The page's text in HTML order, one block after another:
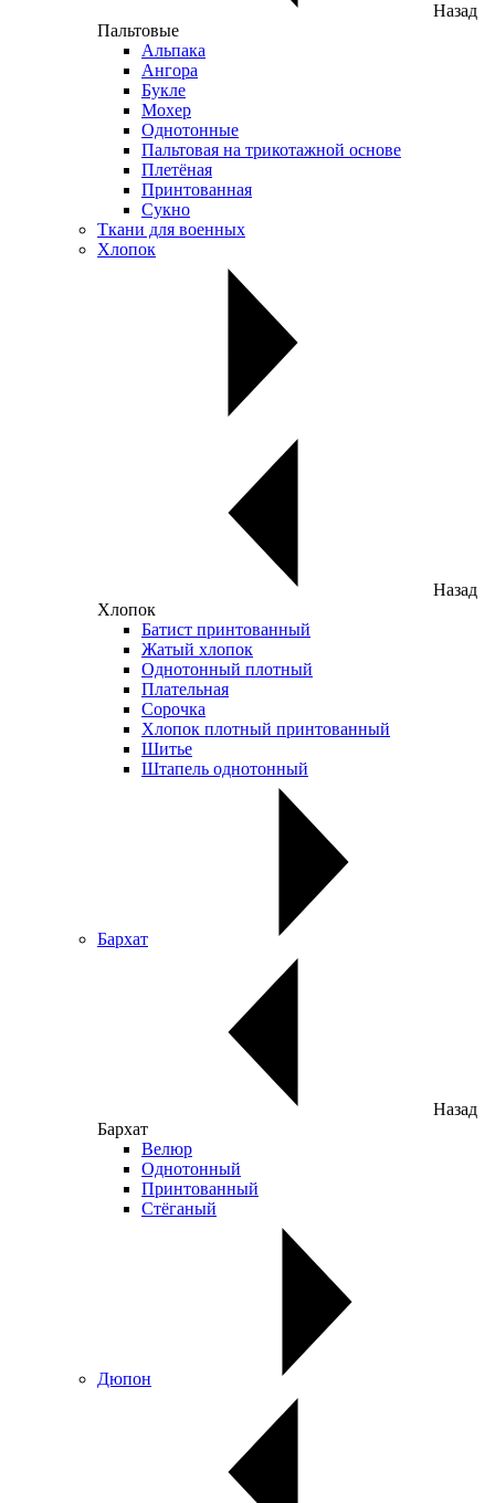
Назад
Пальтовые
Альпака
Ангора
Букле
Мохер
Однотонные
Пальтовая на трикотажной основе
Плетёная
Принтованная
Сукно
Ткани для военных
Хлопок
Назад
Хлопок
Батист принтованный
Жатый хлопок
Однотонный плотный
Плательная
Сорочка
Хлопок плотный принтованный
Шитье
Штапель однотонный
Бархат
Назад
Бархат
Велюр
Однотонный
Принтованный
Стёганый
Дюпон